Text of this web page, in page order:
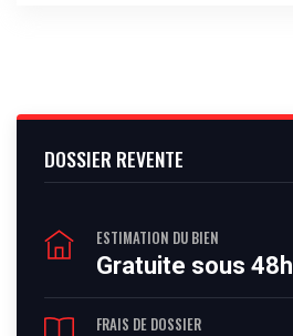
DOSSIER REVENTE
ESTIMATION DU BIEN
Gratuite sous 48h
FRAIS DE DOSSIER